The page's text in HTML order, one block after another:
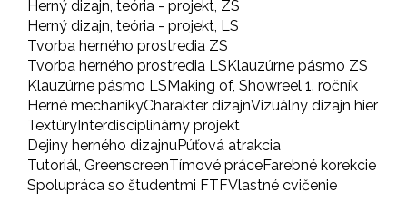
Herný dizajn, teória - projekt, ZS
Herný dizajn, teória - projekt, LS
Tvorba herného prostredia ZS
Tvorba herného prostredia LSKlauzúrne pásmo ZS
Klauzúrne pásmo LSMaking of, Showreel 1. ročník
Herné mechanikyCharakter dizajnVizuálny dizajn hier
TextúryInterdisciplinárny projekt
Dejiny herného dizajnuPúťová atrakcia
Tutoriál, GreenscreenTímové práceFarebné korekcie
Spolupráca so študentmi FTFVlastné cvičenie